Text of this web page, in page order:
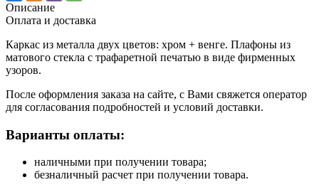
Описание
Оплата и доставка
Каркас из металла двух цветов: хром + венге. Плафоны из
матового стекла с трафаретной печатью в виде фирменных
узоров.
После оформления заказа на сайте, с Вами свяжется оператор
для согласования подробностей и условий доставки.
Варианты оплаты:
наличными при получении товара;
безналичный расчет при получении товара.